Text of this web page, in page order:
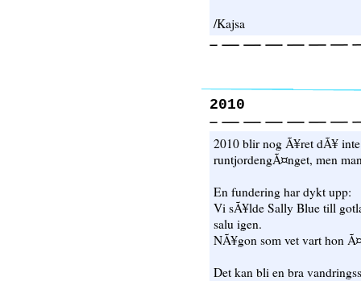
/Kajsa
2010
2010 blir nog Ã¥ret dÃ¥
runtjordengÃ¤nget, men
En fundering har dykt upp:
Vi sÃ¥lde Sally Blue till
salu igen.
NÃ¥gon som vet vart hon
Det kan bli en bra